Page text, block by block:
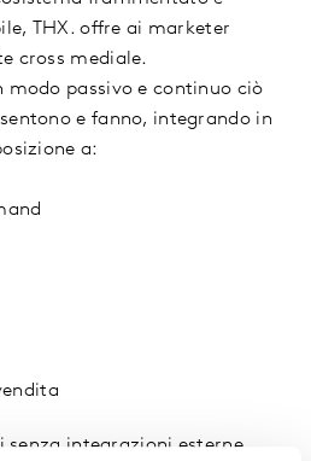
THX. offre ai marketer
cross mediale.
passivo e continuo ciò
e fanno, integrando in
a:
integrazioni esterne,